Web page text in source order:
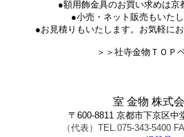
●額用飾金具のお買い求めは京
●小売・ネット販売もいたし
●お見積りもいたします。お気軽に
＞＞社寺金物ＴＯＰ
室 金物 株式
〒600-8811 京都市下京区中
（代表）TEL.075-343-5400